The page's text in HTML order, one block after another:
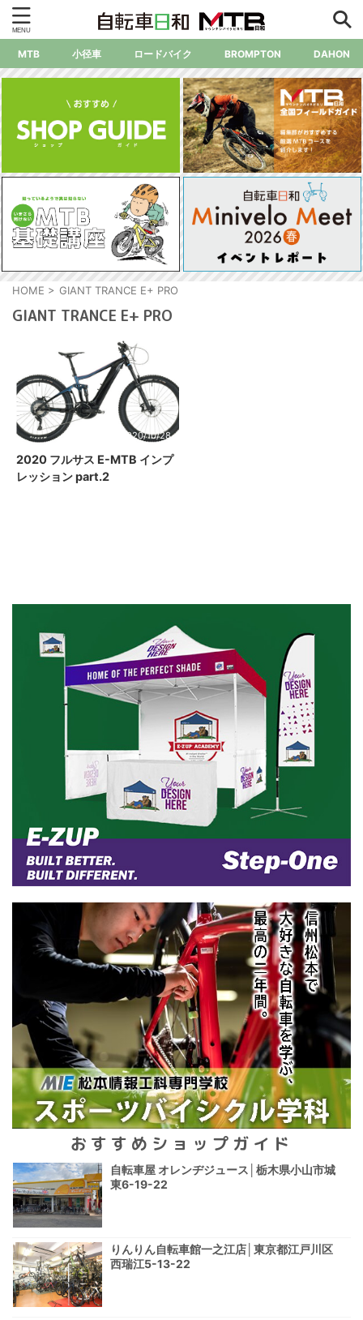
MTB 小径車 ロードバイク BROMPTON DAHON
HOME > GIANT TRANCE E+ PRO
GIANT TRANCE E+ PRO
2020/10/28
2020 フルサス E-MTB インプ
レッション part.2
おすすめショップガイド
自転車屋 オレンヂジュース│栃木県小山市城
東6-19-22
りんりん自転車館一之江店│東京都江戸川区
西瑞江5-13-22